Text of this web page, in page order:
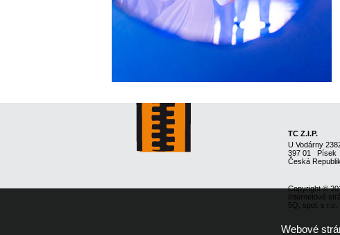
TC Z.I.P.
U Vodárny
397 01 Písek
Česká
Copyright ©
Internetové
5Q, spol. s r.o.
Webové